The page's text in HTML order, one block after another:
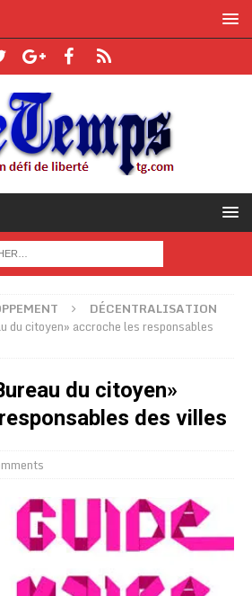
DÉCENTRALISATION
du citoyen» accroche les responsables
du citoyen»
des villes